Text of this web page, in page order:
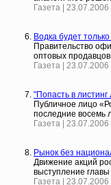
Газета |
Водка будет
Правительство
оптовых
Газета |
"Попасть в
Публичное лицо
последние восемь
Газета |
Рынок без
Движение акций
выступление
Газета |